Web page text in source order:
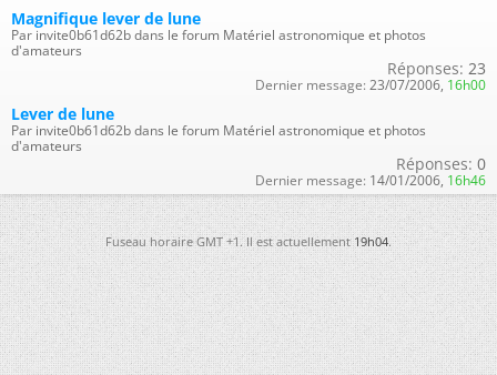
Magnifique lever de lune
Par invite0b61d62b dans le forum Matériel astronomique et photos
d'amateurs
Réponses: 23
Dernier message: 23/07/2006, 16h00
Lever de lune
Par invite0b61d62b dans le forum Matériel astronomique et photos
d'amateurs
Réponses: 0
Dernier message: 14/01/2006, 16h46
Fuseau horaire GMT +1. Il est actuellement19h04.